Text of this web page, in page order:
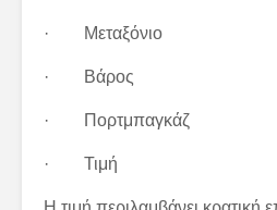
· Μεταξόνιο
· Βάρος
· Πορτμπαγκάζ
· Τιμή